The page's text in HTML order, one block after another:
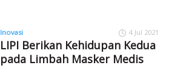
Inovasi 4 Jul 2021
LIPI Berikan Kehidupan Kedua
pada Limbah Masker Medis